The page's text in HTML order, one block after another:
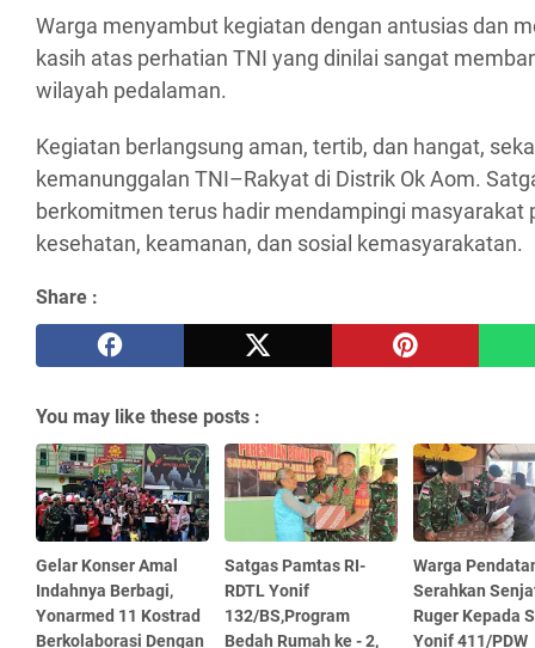
Warga menyambut kegiatan dengan antusias dan
kasih atas perhatian TNI yang dinilai sangat
wilayah pedalaman.
Kegiatan berlangsung aman, tertib, dan hangat,
kemanunggalan TNI–Rakyat di Distrik Ok Aom.
berkomitmen terus hadir mendampingi masyarakat
kesehatan, keamanan, dan sosial kemasyarakatan.
Share :
You may like these posts :
Gelar Konser Amal
Indahnya Berbagi,
Yonarmed 11 Kostrad
Berkolaborasi Dengan
Satgas Pamtas RI-
RDTL Yonif
132/BS,Program
Bedah Rumah ke - 2,
Warga
Serahkan
Ruger Kepada
Yonif 411/PDW